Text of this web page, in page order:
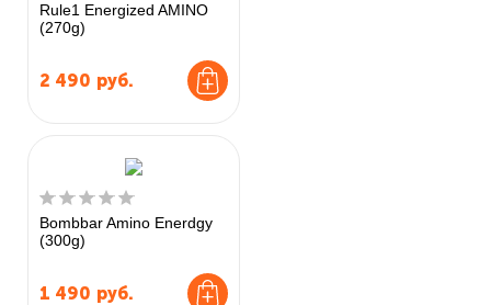
Rule1 Energized AMINO
(270g)
2 490 руб.
Bombbar Amino Enerdgy
(300g)
1 490 руб.